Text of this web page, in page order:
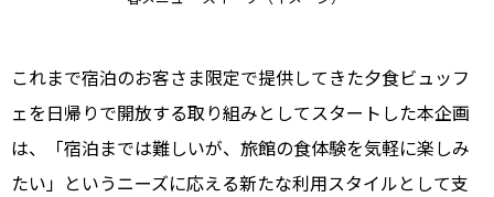
これまで宿泊のお客さま限定で提供してきた夕食ビュッフ
ェを日帰りで開放する取り組みとしてスタートした本企画
は、「宿泊までは難しいが、旅館の食体験を気軽に楽しみ
たい」というニーズに応える新たな利用スタイルとして支